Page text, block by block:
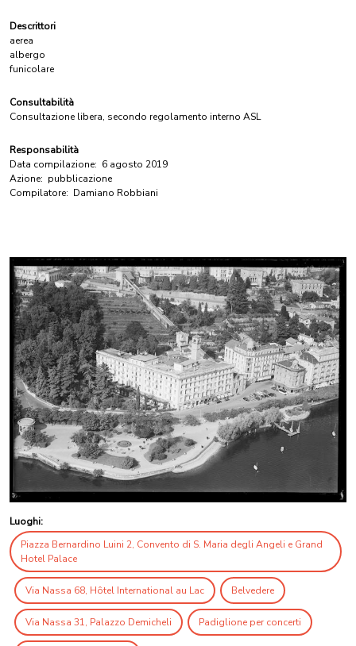
Descrittori
aerea
albergo
funicolare
Consultabilità
Consultazione libera, secondo regolamento interno ASL
Responsabilità
Data compilazione: 6 agosto 2019
Azione: pubblicazione
Compilatore: Damiano Robbiani
Luoghi:
Piazza Bernardino Luini 2, Convento di S. Maria degli Angeli e Grand
Hotel Palace
Via Nassa 68, Hôtel International au Lac Belvedere
Via Nassa 31, Palazzo Demicheli Padiglione per concerti